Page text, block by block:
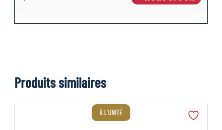
Produits similaires
À L'UNITÉ